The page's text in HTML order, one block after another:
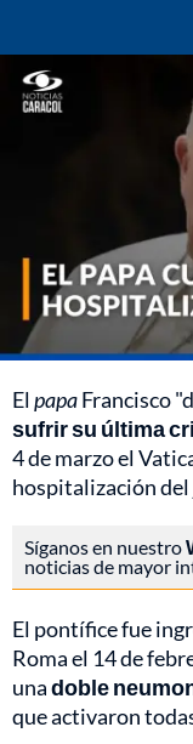
ElpapaFrancisco
sufrir su última
4 de marzo el
hospitalización
Síganos en nuestro
noticias de mayor
El pontífice fue
Roma el 14 de
unadoble
que activaron